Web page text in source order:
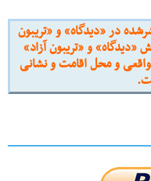
در «دیدگاه» و «تریبون
و «تریبون آزاد»
و محل اقامت و نشانی